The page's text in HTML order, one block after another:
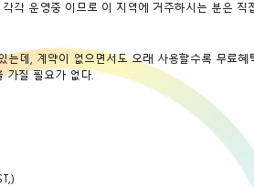
각 운영중 이므로 이 지역에 거주하시는 분은 직
데, 계약이 없으면서도 오래 사용할수록 무료
가질 필요가 없다.